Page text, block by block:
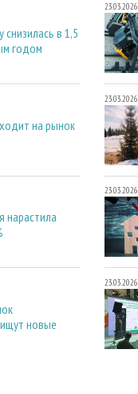
в 1,5
годом
на рынок
нарастила
новые
23.03.2026
23.03.2026
23.03.2026
23.03.2026